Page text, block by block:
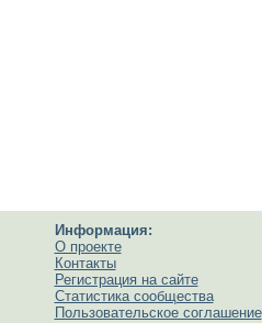
Информация:
О проекте
Контакты
Регистрация на сайте
Статистика сообщества
Пользовательское соглашение